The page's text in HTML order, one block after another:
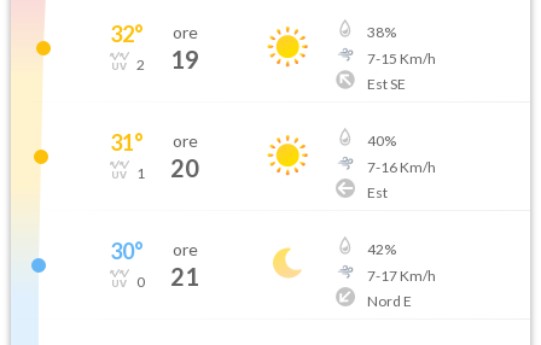
32°
2
ore
19
38%
7-15 Km/h
Est SE
31°
1
ore
20
40%
7-16Km/h
Est
30°
0
ore
21
42%
7-17Km/h
Nord E